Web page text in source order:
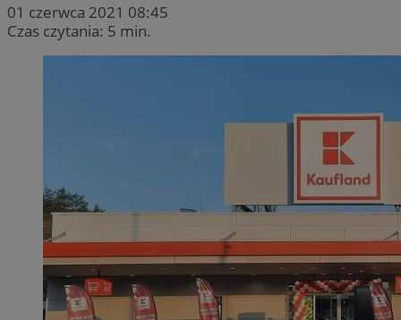
01 czerwca 2021 08:45
Czas czytania: 5 min.